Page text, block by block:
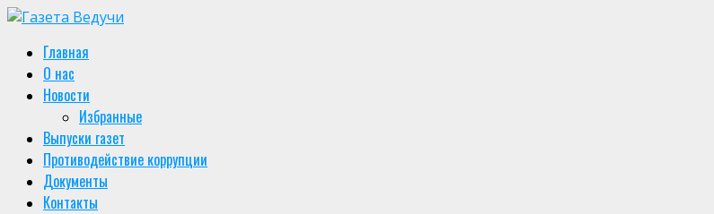
Skip
content
Primary
Menu
Главная
О нас
Новости
Избранные
Выпуски газет
Противодействие коррупции
Документы
Контакты